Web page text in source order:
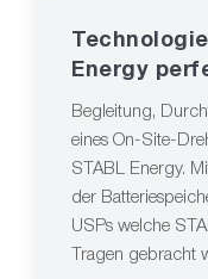
Energy
Begleitung,
eines On-Site-
STABL Energy.
der
USPs welche
Tragen gebracht